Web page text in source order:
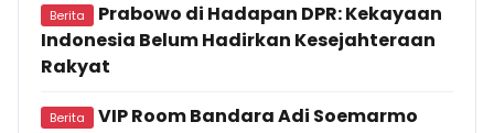
Berita
Prabowo di Hadapan DPR: Kekayaan
Indonesia Belum Hadirkan Kesejahteraan
Rakyat
Berita
VIP Room Bandara Adi Soemarmo